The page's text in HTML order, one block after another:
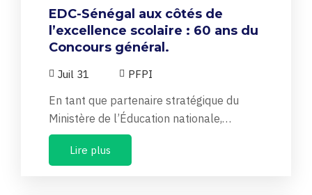
EDC-Sénégal aux côtés de
l’excellence scolaire : 60 ans du
Concours général.
Juil 31 PFPI
En tant que partenaire stratégique du
Ministère de l’Éducation nationale,…
Lire plus